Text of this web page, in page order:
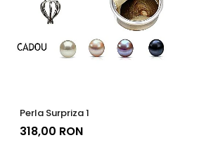
Perla Surpriza 1
318,00 RON